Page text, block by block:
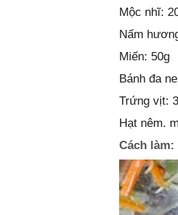
Mộc nhĩ:
Nấm
Miến: 50g
Bánh đa
Trứng vịt:
Hạt nêm.
Cách làm: